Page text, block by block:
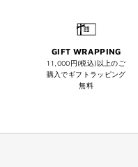
GIFT WRAPPING
11,000円(税込)以上のご
購入でギフトラッピング
無料